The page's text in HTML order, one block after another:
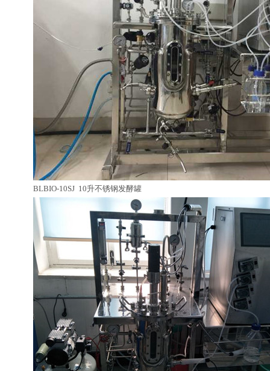
BLBIO-10SJ 10升不锈钢发酵罐